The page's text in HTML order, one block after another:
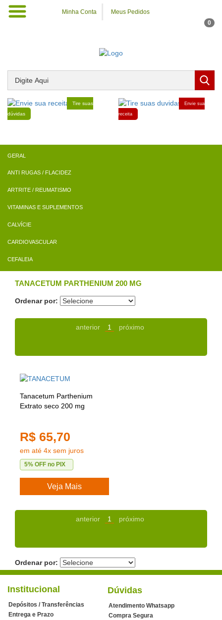
Minha Conta
Meus Pedidos
0
Tire suas
dúvidas
Envie sua
receita
ANTI RUGAS / FLACIDEZ
ARTRITE / REUMATISMO
VITAMINAS E SUPLEMENTOS
CALVÍCIE
CARDIOVASCULAR
CEFALEIA
TANACETUM PARTHENIUM 200 MG
Ordenar por:
anterior 1 próximo
Tanacetum Parthenium
Extrato seco 200 mg
R$ 65,70
em até 4x sem juros
5% OFF no PIX
Veja Mais
anterior 1 próximo
Ordenar por:
Institucional
Depósitos / Transferências
Entrega e Prazo
Dúvidas
Atendimento Whatsapp
Compra Segura